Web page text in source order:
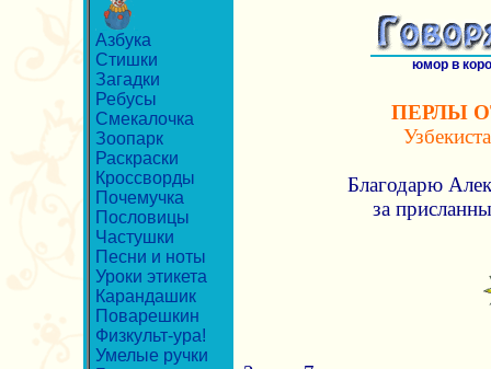
Азбука
Стишки
Загадки
Ребусы
Смекалочка
Зоопарк
Раскраски
Кроссворды
Почемучка
Пословицы
Частушки
Песни и ноты
Уроки этикета
Карандашик
Поварешкин
Физкульт-ура!
Умелые ручки
юмор в
ПЕРЛЫ
Благодарю
за